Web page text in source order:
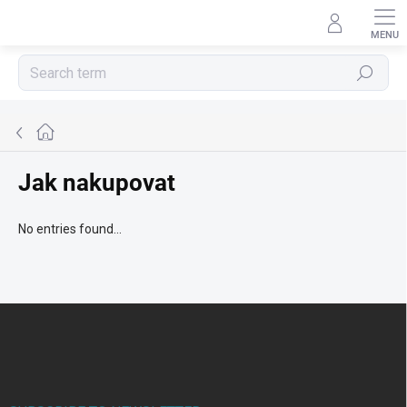
Search
Home
Jak nakupovat
No entries found...